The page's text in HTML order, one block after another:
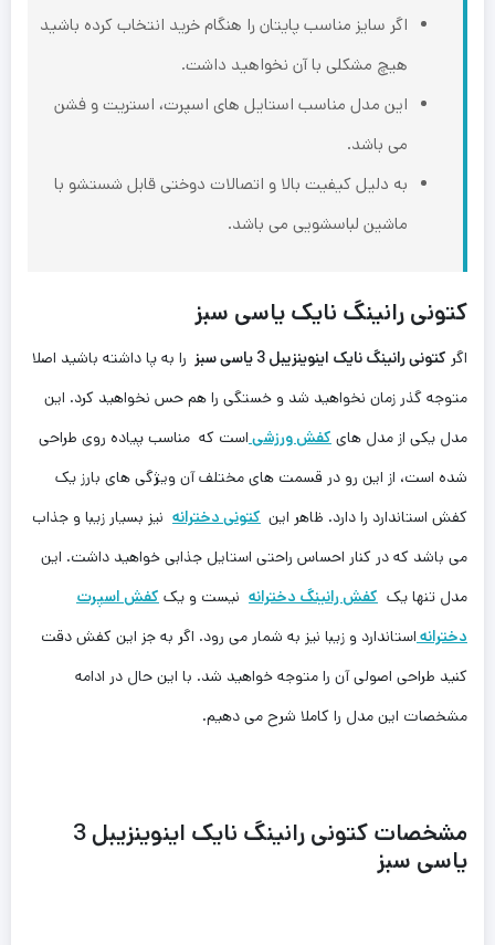
اگر سایز مناسب پایتان را هنگام ‌خرید انتخاب کرده باشید
هیچ ‌مشکلی با آن نخواهید داشت.
این مدل مناسب استایل های اسپرت، استریت و فشن
می باشد.
به دلیل کیفیت بالا و اتصالات دوختی قابل شستشو با
ماشین لباسشویی می باشد.
کتونی رانینگ نایک یاسی سبز
اگر کتونی رانینگ نایک اینوینزیبل 3 یاسی سبز
را به پا داشته باشید اصلا
متوجه گذر زمان نخواهید شد و خستگی را هم حس نخواهید کرد. این
مدل یکی از مدل های کفش ورزشی است که مناسب پیاده روی طراحی
شده است، از این رو در قسمت های مختلف آن ویژگی های بارز یک
کفش استاندارد را دارد. ظاهر این کتونی دخترانه نیز بسیار زیبا و جذاب
می باشد که در کنار احساس راحتی استایل جذابی خواهید داشت. این
مدل تنها یک کفش رانینگ دخترانه نیست و یک کفش اسپرت
دخترانه استاندارد و زیبا نیز به شمار می رود. اگر به جز این کفش دقت
کنید طراحی اصولی آن را متوجه خواهید شد. با این حال در ادامه
مشخصات این مدل را کاملا شرح می دهیم.
مشخصات کتونی رانینگ نایک اینوینزیبل 3
یاسی سبز